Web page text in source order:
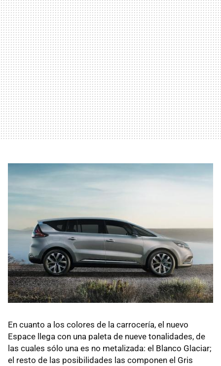
En cuanto a los colores de la carrocería, el nuevo
Espace llega con una paleta de nueve tonalidades, de
las cuales sólo una es no metalizada: el Blanco Glaciar;
el resto de las posibilidades las componen el Gris